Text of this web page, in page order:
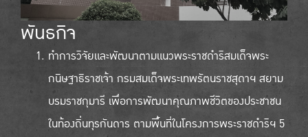
พันธกิจ
ทำการวิจัยและพัฒนาตามแนวพระราชดำริสมเด็จพระ
กนิษฐาธิราชเจ้า กรมสมเด็จพระเทพรัตนราชสุดาฯ สยาม
บรมราชกุมารี เพื่อการพัฒนาคุณภาพชีวิตของประชาชน
ในท้องถิ่นทุรกันดาร ตามพื้นที่ในโครงการพระราชดำริฯ 5